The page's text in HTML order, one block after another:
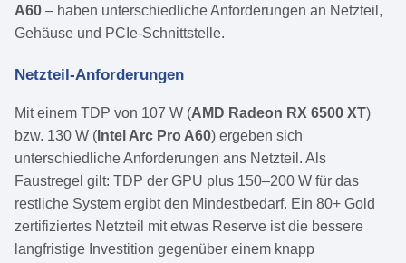
A60 – haben unterschiedliche Anforderungen an Netzteil,
Gehäuse und PCIe-Schnittstelle.
Netzteil-Anforderungen
Mit einem TDP von 107 W (AMD Radeon RX 6500 XT)
bzw. 130 W ( Intel Arc Pro A60) ergeben sich
unterschiedliche Anforderungen ans Netzteil. Als
Faustregel gilt: TDP der GPU plus 150–200 W für das
restliche System ergibt den Mindestbedarf. Ein 80+ Gold
zertifiziertes Netzteil mit etwas Reserve ist die bessere
langfristige Investition gegenüber einem knapp